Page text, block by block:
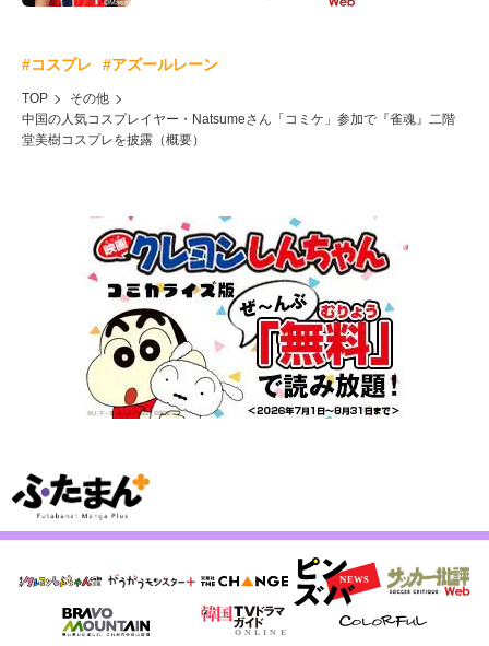
#コスプレ #アズールレーン
TOP
その他
中国の人気コスプレイヤー・Natsumeさん「コミケ」参加で『雀魂』二階
堂美樹コスプレを披露（概要）